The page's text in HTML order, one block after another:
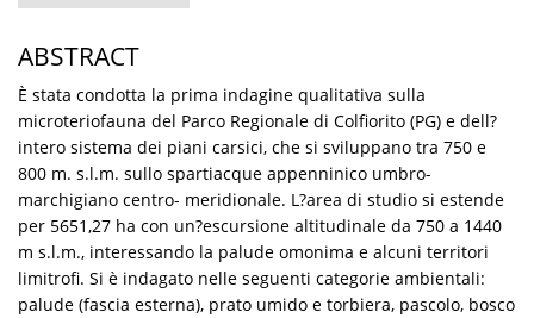
ABSTRACT
È stata condotta la prima indagine qualitativa sulla
microteriofauna del Parco Regionale di Colfiorito (PG) e dell?
intero sistema dei piani carsici, che si sviluppano tra 750 e
800 m. s.l.m. sullo spartiacque appenninico umbro-
marchigiano centro- meridionale. L?area di studio si estende
per 5651,27 ha con un?escursione altitudinale da 750 a 1440
m s.l.m., interessando la palude omonima e alcuni territori
limitrofi. Si è indagato nelle seguenti categorie ambientali:
palude (fascia esterna), prato umido e torbiera, pascolo, bosco